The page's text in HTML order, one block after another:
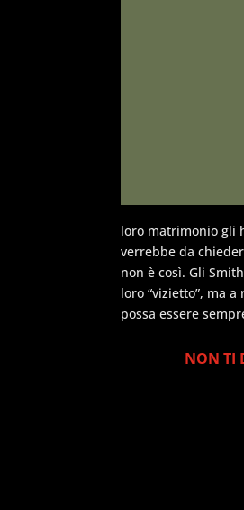
loro matrimonio gli
verrebbe da
non è così. Gli
loro “vizietto”, ma
possa essere
NON TI